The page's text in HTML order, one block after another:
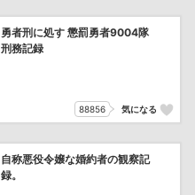
勇者刑に処す 懲罰勇者9004隊
刑務記録
88856 気になる
自称悪役令嬢な婚約者の観察記
録。